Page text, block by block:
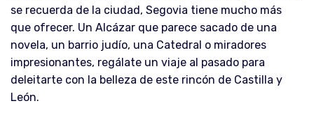
se recuerda de la ciudad, Segovia tiene mucho más
que ofrecer. Un Alcázar que parece sacado de una
novela, un barrio judío, una Catedral o miradores
impresionantes, regálate un viaje al pasado para
deleitarte con la belleza de este rincón de Castilla y
León.